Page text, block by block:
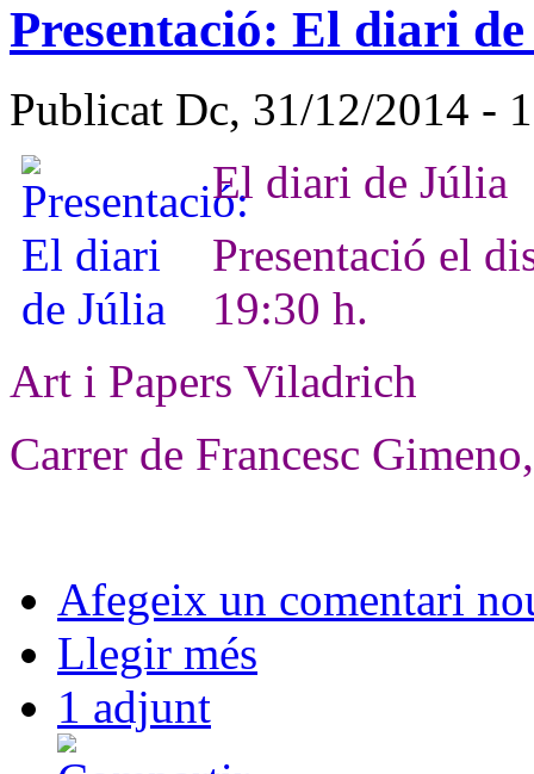
Presentació: El diari
Publicat Dc, 31/12/2014 -
El diari de Júlia
Presentació el
19:30 h.
Art i Papers Viladrich
Carrer de Francesc
Afegeix un comentari
Llegir més
1 adjunt